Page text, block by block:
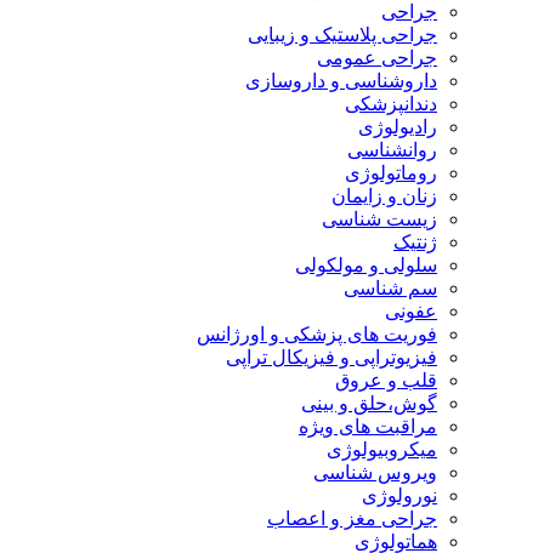
جراحی
جراحی پلاستیک و زیبایی
جراحی عمومی
داروشناسی و داروسازی
دندانپزشکی
رادیولوژی
روانشناسی
روماتولوژی
زنان و زایمان
زیست شناسی
ژنتیک
سلولی و مولکولی
سم شناسی
عفونی
فوریت های پزشکی و اورژانس
فیزیوتراپی و فیزیکال تراپی
قلب و عروق
گوش،حلق و بینی
مراقبت های ویژه
میکروبیولوژی
ویروس شناسی
نورولوژی
جراحی مغز و اعصاب
هماتولوژی